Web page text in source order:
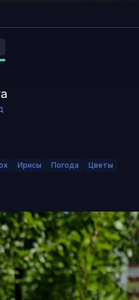
тружениц:)@kimpokom
меня только
Ирисы Погода Цветы